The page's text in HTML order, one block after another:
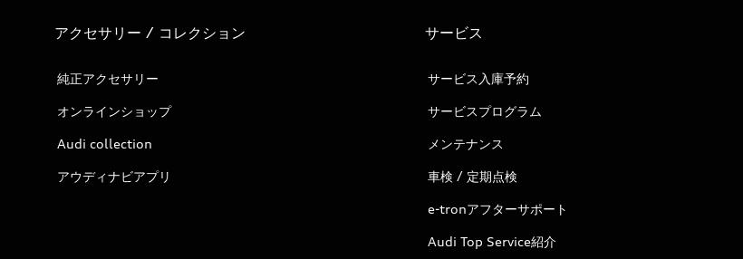
アクセサリー / コレクション
純正アクセサリー
オンラインショップ
Audi collection
アウディナビアプリ
サービス
サービス入庫予約
サービスプログラム
メンテナンス
車検 / 定期点検
e-tronアフターサポート
Audi Top Service紹介